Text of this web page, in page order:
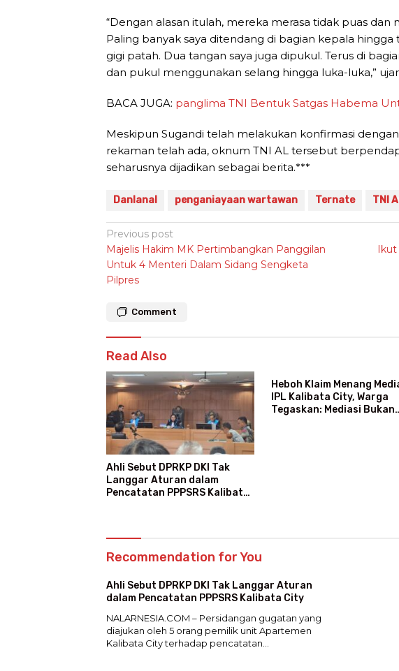
“Dengan alasan itulah, mereka merasa tidak puas
Paling banyak saya ditendang di bagian kepala hingga
gigi patah. Dua tangan saya juga dipukul. Terus di
dan pukul menggunakan selang hingga luka-luka,”
BACA JUGA: panglima TNI Bentuk Satgas Habema
Meskipun Sugandi telah melakukan konfirmasi
rekaman telah ada, oknum TNI AL tersebut
seharusnya dijadikan sebagai berita.***
Danlanal penganiayaan wartawan Ternate TNI
Post
navigation
Previous post
Majelis Hakim MK Pertimbangkan Panggilan
Untuk 4 Menteri Dalam Sidang Sengketa
Pilpres
Ikut
Comment
Read Also
Ahli Sebut DPRKP DKI Tak
Langgar Aturan dalam
Pencatatan PPPSRS Kalibata
Heboh Klaim Menang
IPL Kalibata City, Warga
Tegaskan: Mediasi Bukan
Recommendation for You
Ahli Sebut DPRKP DKI Tak Langgar Aturan
dalam Pencatatan PPPSRS Kalibata City
NALARNESIA.COM – Persidangan gugatan yang
diajukan oleh 5 orang pemilik unit Apartemen
Kalibata City terhadap pencatatan…